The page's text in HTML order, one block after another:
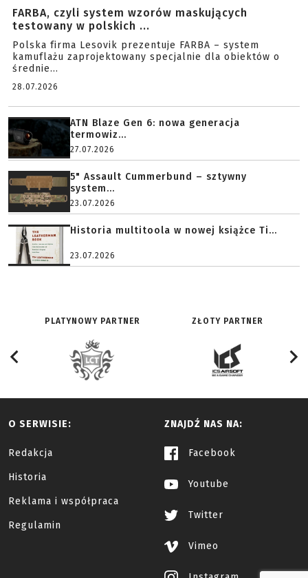
FARBA, czyli system wzorów maskujących
testowany w polskich ...
Polska firma Lesovik prezentuje FARBA – system
kamuflażu zaprojektowany specjalnie dla obiektów o
średnie...
28.07.2026
ATN Blaze Gen 6: nowa generacja
termowiz...
27.07.2026
5" Assault Cummerbund – sztywny
system...
23.07.2026
Historia multitoola w nowej książce Ti...
23.07.2026
PLATYNOWY PARTNER ZŁOTY PARTNER
O SERWISIE:
Redakcja
Historia
Reklama i współpraca
Regulamin
ZNAJDŹ NAS NA:
Facebook
Youtube
Twitter
Vimeo